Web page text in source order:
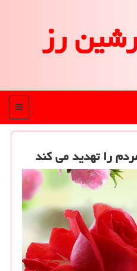
رز
منو
را تهدید می كند